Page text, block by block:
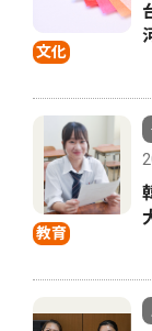
文化
教育